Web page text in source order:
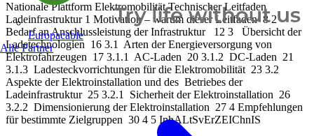
Europacable
Alle Partner
Nationale Plattform Elektromobilität Technischer Leitfaden
Ladeinfrastruktur 1 Motivation – warum dieser Leitfaden 8 2
Bedarf an Anschlussleistung der Infrastruktur 12 3 Übersicht der
Ladetechnologien 16 3.1 Arten der Energieversorgung von
Elektrofahrzeugen 17 3.1.1 AC-Laden 20 3.1.2 DC-Laden 21
3.1.3 Ladesteckvorrichtungen für die Elektromobilität 23 3.2
Aspekte der Elektroinstallation und des Betriebes der
Ladeinfrastruktur 25 3.2.1 Sicherheit der Elektroinstallation 26
3.2.2 Dimensionierung der Elektroinstallation 27 4 Empfehlungen
für bestimmte Zielgruppen 30 4 5 InhALtSvErZEIChnIS